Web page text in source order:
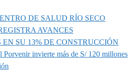
DE SALUD RÍO SECO
AVANCES
SU 13% DE CONSTRUCCIÓN
invierte más de S/ 120 millones